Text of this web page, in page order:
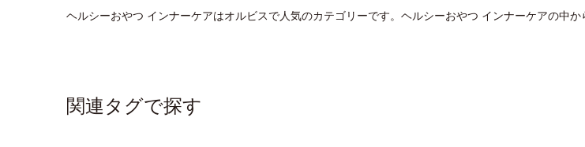
ヘルシーおやつ インナーケアはオルビスで人気のカテゴリーです。ヘルシーおやつ インナーケアの中
関連タグで探す